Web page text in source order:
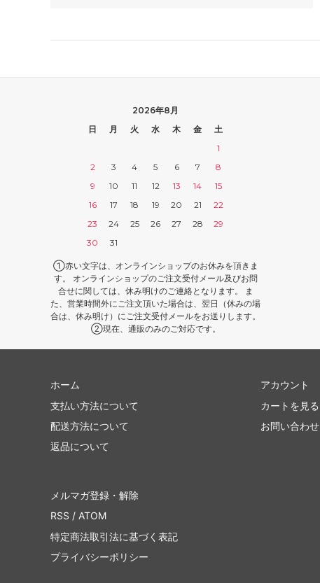
2026年8月
日
月 火 水 木 金
土
1
2
3 4 5 6 7
8
9
10 11 12 13 14
15
16
17 18 19 20 21
22
23
24 25 26 27 28
29
30
31
①赤い文字は、オンラインショップのお休みを頂きま
す。 オンラインショップのご注文受付メール及びお問
合せに関しては、休み明けのご連絡となります。 ま
た、営業時間外にご注文頂いた場合は、翌日（休みの場
合は、休み明け）にご注文受付メールをお送りします。
②現在、通販のみのご対応です。
ホーム
支払い方法について
配送方法について
返品について
アカウント
カートを見る
お問い合わせ
メルマガ登録・解除
RSS / ATOM
特定商法取引法に基づく表記
プライバシーポリシー